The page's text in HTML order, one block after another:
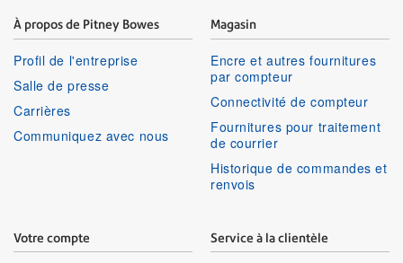
À propos de Pitney Bowes
Profil de l'entreprise
Salle de presse
Carrières
Communiquez avec nous
Magasin
Encre et autres fournitures
par compteur
Connectivité de compteur
Fournitures pour traitement
de courrier
Historique de commandes et
renvois
Votre compte Service à la clientèle